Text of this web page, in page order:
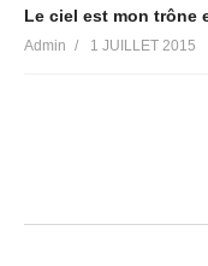
(Visited 62 times, 1
Admin 1 JUILLET 2015